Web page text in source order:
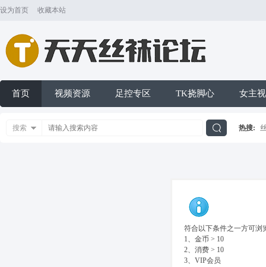
设为首页 收藏本站
首页 视频资源 足控专区 TK挠脚心 女主
搜索 热搜:
符合以下条件之一方可浏
1、金币 > 10
2、消费 > 10
3、VIP会员